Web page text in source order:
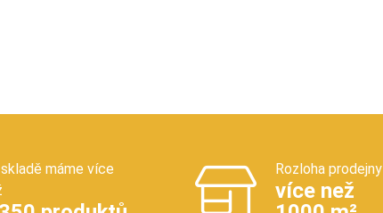
máme více
Rozloha prodejny
více než